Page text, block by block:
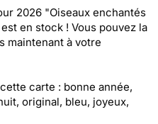
2026 "Oiseaux enchantés
en stock ! Vous pouvez la
maintenant à votre
carte : bonne année,
original, bleu, joyeux,